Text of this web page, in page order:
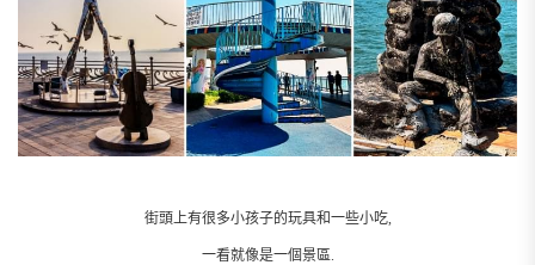
街頭上有很多小孩子的玩具和一些小吃,
一看就像是一個景區.